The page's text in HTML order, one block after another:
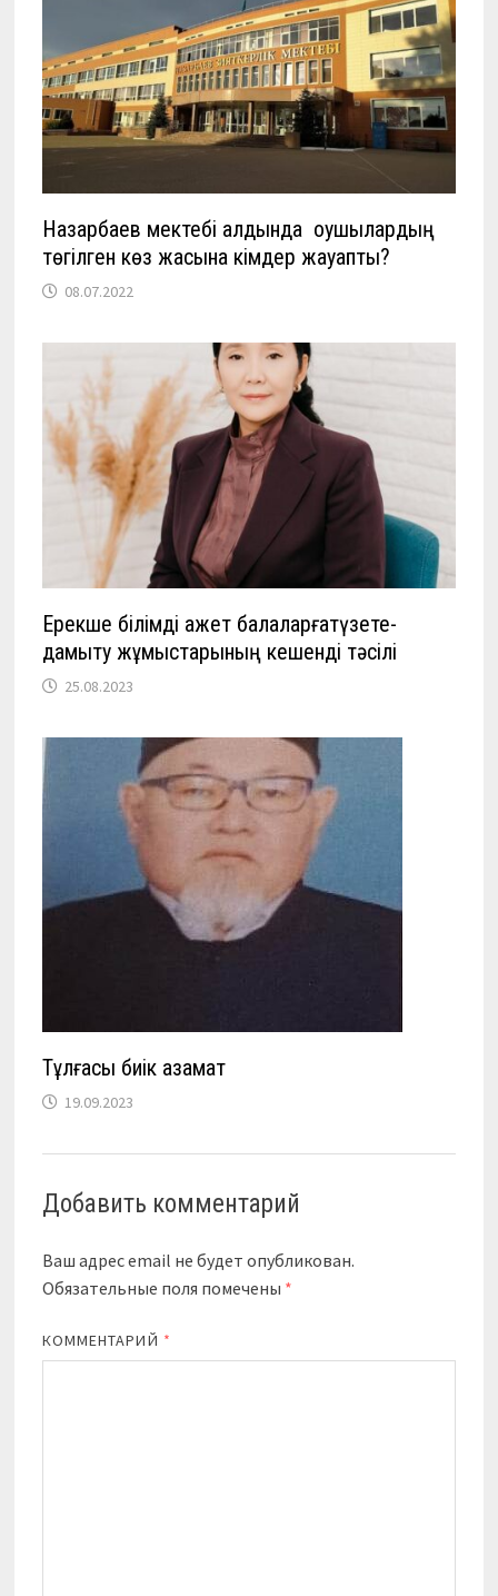
Назарбаев мектебі алдында оқушылардың
төгілген көз жасына кімдер жауапты?
08.07.2022
Ерекше білімді қажет балаларғатүзете-
дамыту жұмыстарының кешенді тәсілі
25.08.2023
Тұлғасы биік азамат
19.09.2023
Добавить комментарий
Ваш адрес email не будет опубликован.
Обязательные поля помечены *
КОММЕНТАРИЙ *